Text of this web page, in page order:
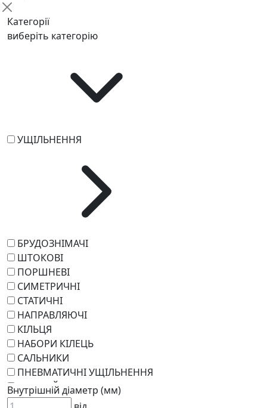
Категорії
виберіть категорію
УЩІЛЬНЕННЯ
БРУДОЗНІМАЧІ
ШТОКОВІ
ПОРШНЕВІ
СИМЕТРИЧНІ
СТАТИЧНІ
НАПРАВЛЯЮЧІ
КІЛЬЦЯ
НАБОРИ КІЛЕЦЬ
САЛЬНИКИ
ПНЕВМАТИЧНІ УЩІЛЬНЕННЯ
РОТАЦІЙНІ
РЕМКОМПЛЕКТИ
Внутрішній діаметр (мм)